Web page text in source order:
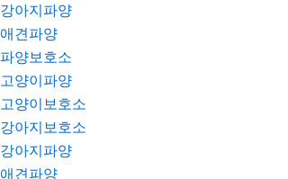
강아지파양
애견파양
파양보호소
고양이파양
고양이보호소
강아지보호소
강아지파양
애견파양